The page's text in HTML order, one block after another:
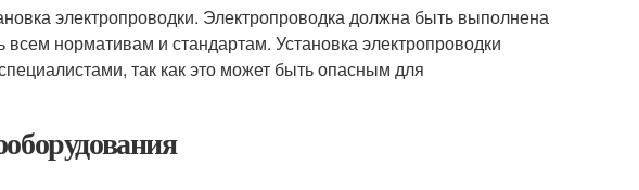
электропроводки. Электропроводка должна быть выполнена
всем нормативам и стандартам. Установка электропроводки
так как это может быть опасным для